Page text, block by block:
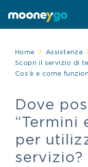
Home Assistenza
Scopri il servizio di
Cos’è e come
Dove
“Termini
per
servizio?